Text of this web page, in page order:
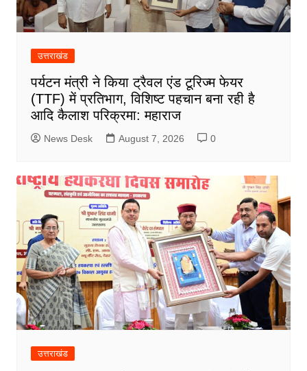
उत्तराखंड
पर्यटन मंत्री ने किया ट्रैवल एंड टूरिज्म फेयर
(TTF) में प्रतिभाग, विशिष्ट पहचान बना रही है
आदि कैलाश परिक्रमा: महाराज
News Desk August 7, 2026 0
उत्तराखंड